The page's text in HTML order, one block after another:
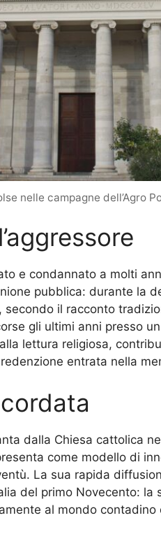
nelle campagne dell’Agro
e condannato a molti
pubblica: durante la
il racconto
gli ultimi anni presso
lettura religiosa,
entrata nella
dalla Chiesa cattolica
come modello di
La sua rapida
del primo Novecento: la
al mondo contadino